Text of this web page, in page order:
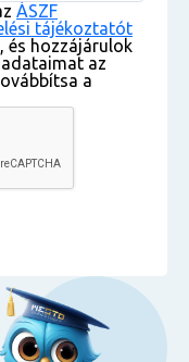
ÁSZF
tájékoztatót
, és hozzájárulok
az
a